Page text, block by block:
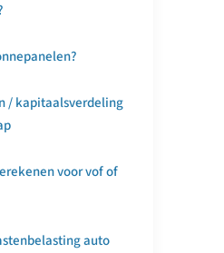
/ kapitaalsverdeling
voor vof of
auto